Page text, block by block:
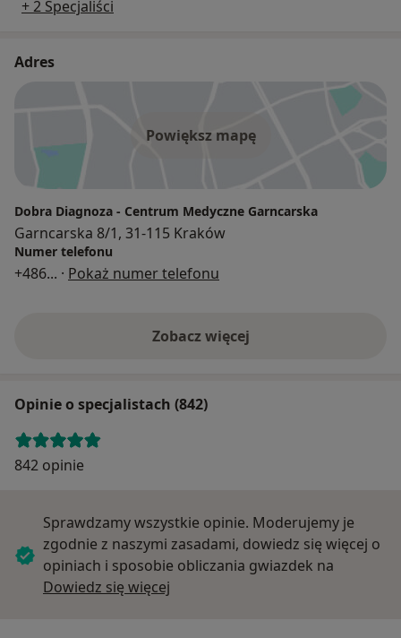
+ 2 Specjaliści
Adres
Powiększ mapę
Dobra Diagnoza - Centrum Medyczne Garncarska
Garncarska 8/1, 31-115 Kraków
Numer telefonu
+486... · Pokaż numer telefonu
Zobacz więcej
Opinie o specjalistach (842)
842 opinie
Sprawdzamy wszystkie opinie. Moderujemy je
zgodnie z naszymi zasadami, dowiedz się więcej o
opiniach i sposobie obliczania gwiazdek na
Dowiedz się więcej